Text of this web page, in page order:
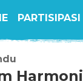
PARTISIPASI
Harmoni